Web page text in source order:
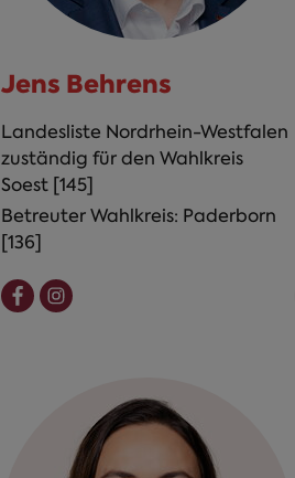
Jens Behrens
Landesliste Nordrhein-Westfalen
zuständig für den Wahlkreis
Soest [145]
Betreuter Wahlkreis: Paderborn
[136]